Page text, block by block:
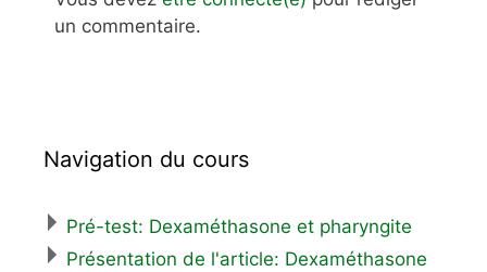
un commentaire.
Navigation du cours
Pré-test: Dexaméthasone et pharyngite
Présentation de l'article: Dexaméthasone